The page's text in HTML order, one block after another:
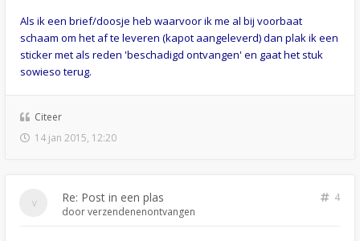
Als ik een brief/doosje heb waarvoor ik me al bij voorbaat
schaam om het af te leveren (kapot aangeleverd) dan plak ik een
sticker met als reden 'beschadigd ontvangen' en gaat het stuk
sowieso terug.
Citeer
14 jan 2015, 12:20
Re: Post in een plas
4
doorverzendenenontvangen